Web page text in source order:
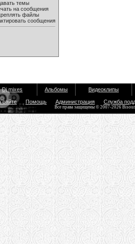
темы
на сообщения
файлы
сообщения
Dj mixes Альбомы Видеоклипы
сайте Помощь Администрация Служба
Все права защищены © 2007-2026